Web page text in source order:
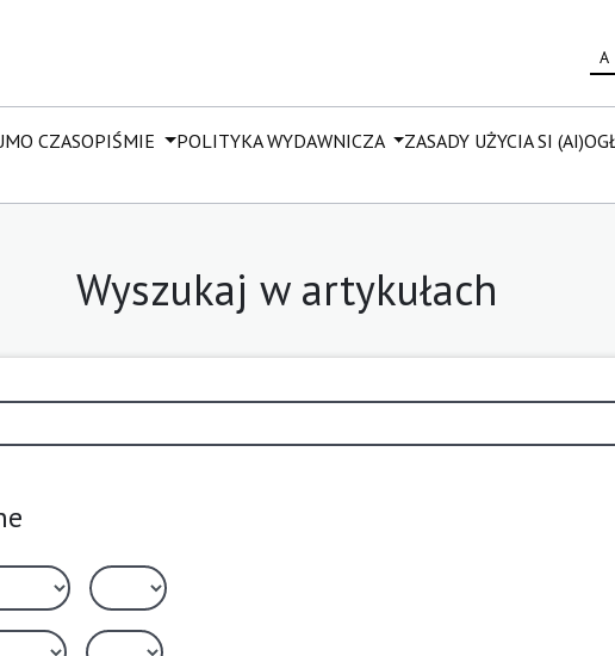
A
O CZASOPIŚMIE POLITYKA WYDAWNICZA ZASADY UŻYCIA SI (AI)
Wyszukaj w artykułach